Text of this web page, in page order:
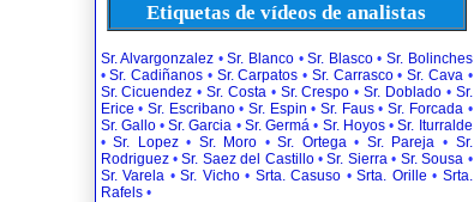
Etiquetas de vídeos de analistas
Sr. Alvargonzalez •Sr. Blanco•Sr. Blasco• Sr. Bolinches
•Sr. Cadiñanos • Sr. Carpatos • Sr. Carrasco• Sr. Cava•
Sr. Cicuendez •Sr. Costa• Sr. Crespo •Sr. Doblado• Sr.
Erice • Sr. Escribano• Sr. Espin •Sr. Faus•Sr. Forcada•
Sr. Gallo•Sr. Garcia • Sr. Germá • Sr. Hoyos•Sr. Iturralde
•Sr. Lopez• Sr. Moro •Sr. Ortega• Sr. Pareja • Sr.
Rodriguez•Sr. Saez del Castillo•Sr. Sierra• Sr. Sousa •
Sr. Varela • Sr. Vicho• Srta. Casuso • Srta. Orille • Srta.
Rafels•